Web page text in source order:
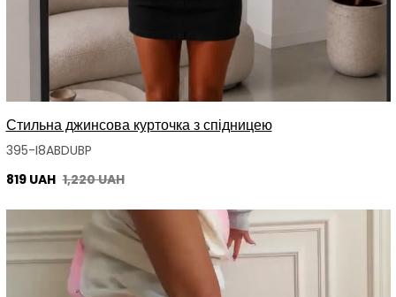
Стильна джинсова курточка з спідницею
395-I8ABDUBP
819 UAH 1,220 UAH